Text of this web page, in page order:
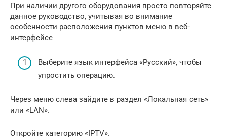
При наличии другого оборудования просто повторяйте
данное руководство, учитывая во внимание
особенности расположения пунктов меню в веб-
интерфейсе
Выберите язык интерфейса «Русский», чтобы
упростить операцию.
Через меню слева зайдите в раздел «Локальная сеть»
или «LAN».
Откройте категорию «IPTV».